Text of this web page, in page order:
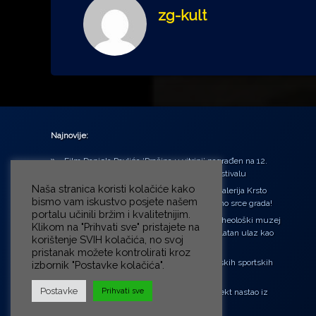
zg-kult
Najnovije:
Film Daniela Pavlića ‘Prašina u vitrini’ nagrađen na 12.
Green Montenegro International Film Festivalu
U središtu Petrinje otvorena obnovljena Galerija Krsto
Hegedušić: Kultura vraćena kući, u samo srce grada!
Od petka do nedjelje (31.7. – 2.8.2026.) Arheološki muzej
u Zagrebu otvara vrata građanima: Besplatan ulaz kao
zaklon od toplinskog vala
‘Ni med cvetjem ni pravice’ na Aleji hrvatskih sportskih
“Rubikova kocka – složi svoju priču”, projekt nastao iz
potrebe da se čuje glas djece!
Naša stranica koristi kolačiće kako
bismo vam iskustvo posjete našem
portalu učinili bržim i kvalitetnijim.
Klikom na "Prihvati sve" pristajete na
korištenje SVIH kolačića, no svoj
pristanak možete kontrolirati kroz
izbornik "Postavke kolačića".
Postavke Prihvati sve